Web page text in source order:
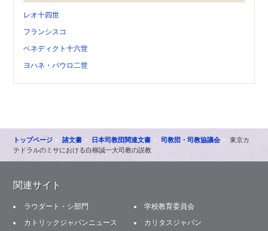
レオ十四世
フランシスコ
ベネディクト十六世
ヨハネ・パウロ二世
トップページ 諸文書 日本司教団関連文書 司教団・司教協議会
東京カ
テドラルのミサにおける白柳誠一大司教の説教
関連サイト
ラウダート・シ部門
学校教育委員会
カトリックジャパンニュース
カリタスジャパン